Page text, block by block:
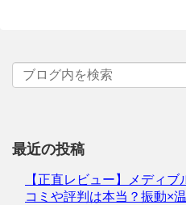
最近の投稿
【正直レビュー】メディ
コミや評判は本当？振動×